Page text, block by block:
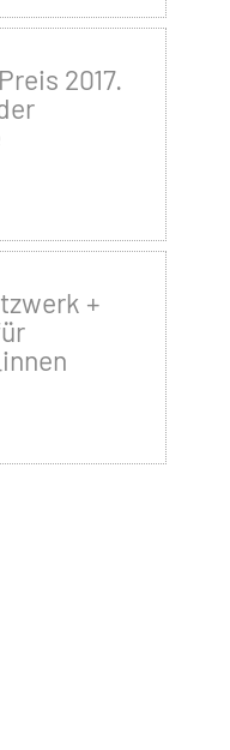
2017.
+